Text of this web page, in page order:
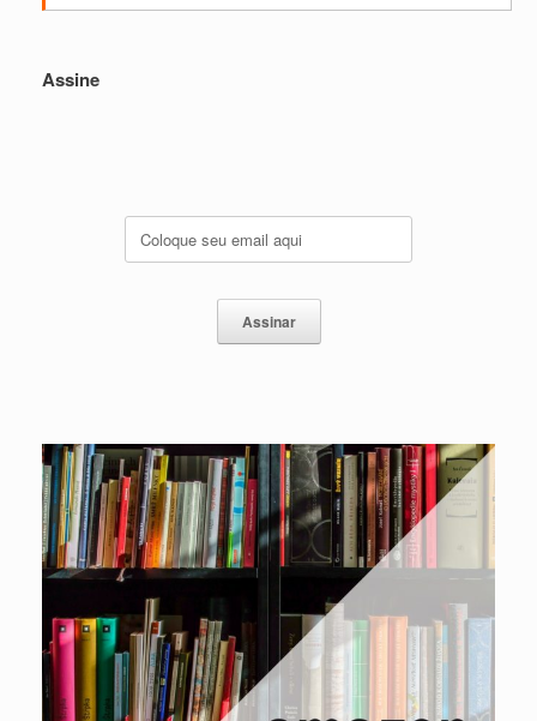
Assine